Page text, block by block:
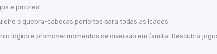
e puzzles!
e quebra-cabeças perfeitos para todas as idades.
lógico e promover momentos de diversão em família. Descubra